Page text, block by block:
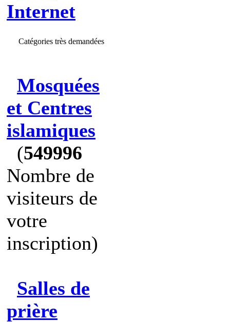
Internet
Catégories très demandées
Mosquées
et Centres
islamiques
(549996
Nombre de
visiteurs de
votre
inscription)
Salles de
prière